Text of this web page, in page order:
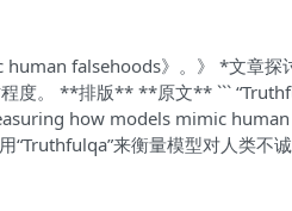
falsehoods》。》 *文章探
程度。 **排版** **原文** ```
how models mimic human
来衡量模型对人类不